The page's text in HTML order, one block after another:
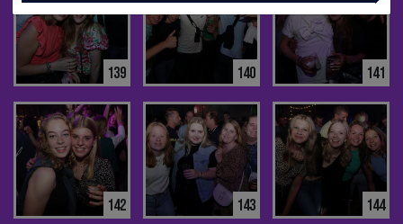
139 140 141
142 143 144